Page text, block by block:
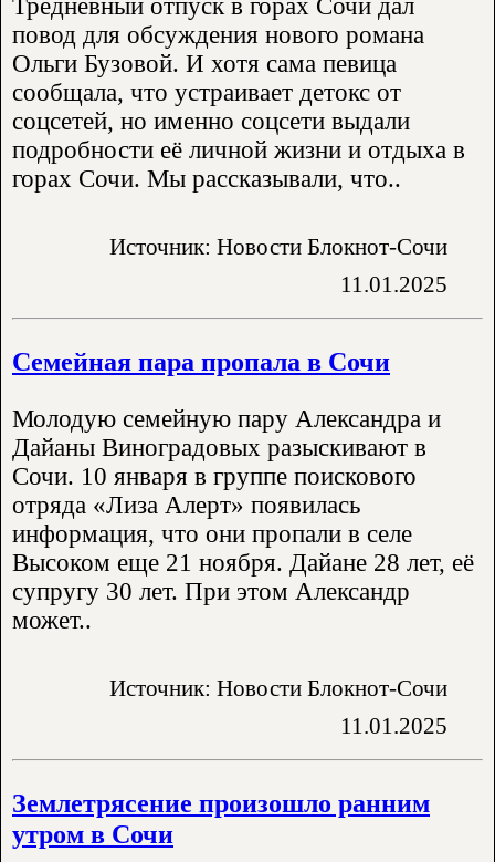
Тредневный отпуск в горах Сочи дал
повод для обсуждения нового романа
Ольги Бузовой. И хотя сама певица
сообщала, что устраивает детокс от
соцсетей, но именно соцсети выдали
подробности её личной жизни и отдыха в
горах Сочи. Мы рассказывали, что..
Источник: Новости Блокнот-Сочи
11.01.2025
Семейная пара пропала в Сочи
Молодую семейную пару Александра и
Дайаны Виноградовых разыскивают в
Сочи. 10 января в группе поискового
отряда «Лиза Алерт» появилась
информация, что они пропали в селе
Высоком еще 21 ноября. Дайане 28 лет, её
супругу 30 лет. При этом Александр
может..
Источник: Новости Блокнот-Сочи
11.01.2025
Землетрясение произошло ранним
утром в Сочи